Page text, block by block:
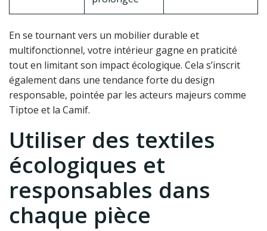
En se tournant vers un mobilier durable et
multifonctionnel, votre intérieur gagne en praticité
tout en limitant son impact écologique. Cela s’inscrit
également dans une tendance forte du design
responsable, pointée par les acteurs majeurs comme
Tiptoe et la Camif.
Utiliser des textiles
écologiques et
responsables dans
chaque pièce